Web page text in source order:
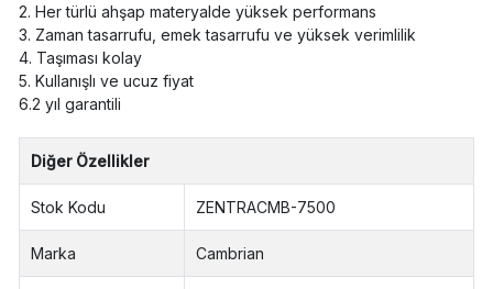
2. Her türlü ahşap materyalde yüksek performans
3. Zaman tasarrufu, emek tasarrufu ve yüksek verimlilik
4. Taşıması kolay
5. Kullanışlı ve ucuz fiyat
6.2 yıl garantili
Diğer Özellikler
Stok Kodu ZENTRACMB-7500
Marka Cambrian